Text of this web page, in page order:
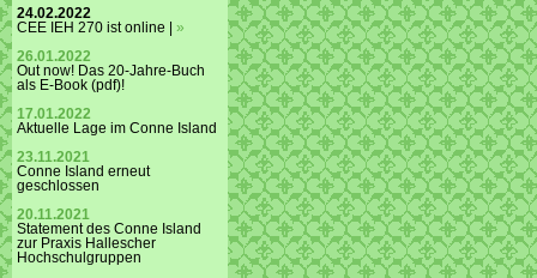
24.02.2022
CEE IEH 270 ist online | »
26.01.2022
Out now! Das 20-Jahre-Buch
als E-Book (pdf)!
17.01.2022
Aktuelle Lage im Conne Island
23.11.2021
Conne Island erneut
geschlossen
20.11.2021
Statement des Conne Island
zur Praxis Hallescher
Hochschulgruppen